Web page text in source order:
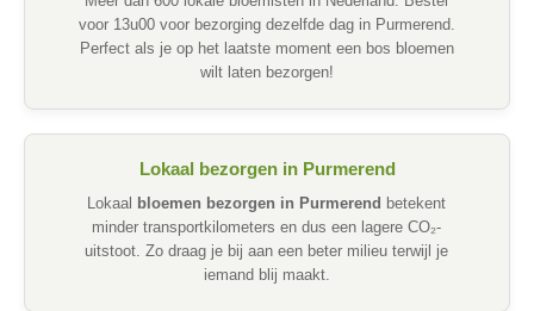
voor 13u00 voor bezorging dezelfde dag in Purmerend.
Perfect als je op het laatste moment een bos bloemen
wilt laten bezorgen!
Lokaal bezorgen in Purmerend
Lokaal bloemen bezorgen in Purmerend betekent
minder transportkilometers en dus een lagere CO₂-
uitstoot. Zo draag je bij aan een beter milieu terwijl je
iemand blij maakt.